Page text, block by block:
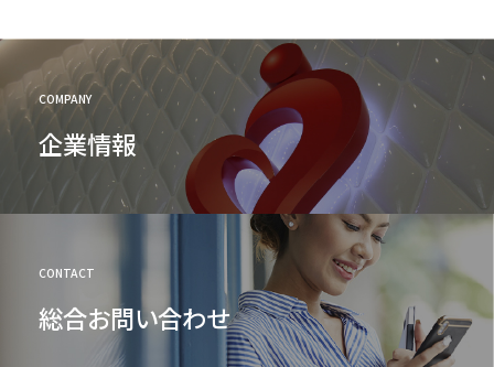
COMPANY
企業情報
CONTACT
総合お問い合わせ